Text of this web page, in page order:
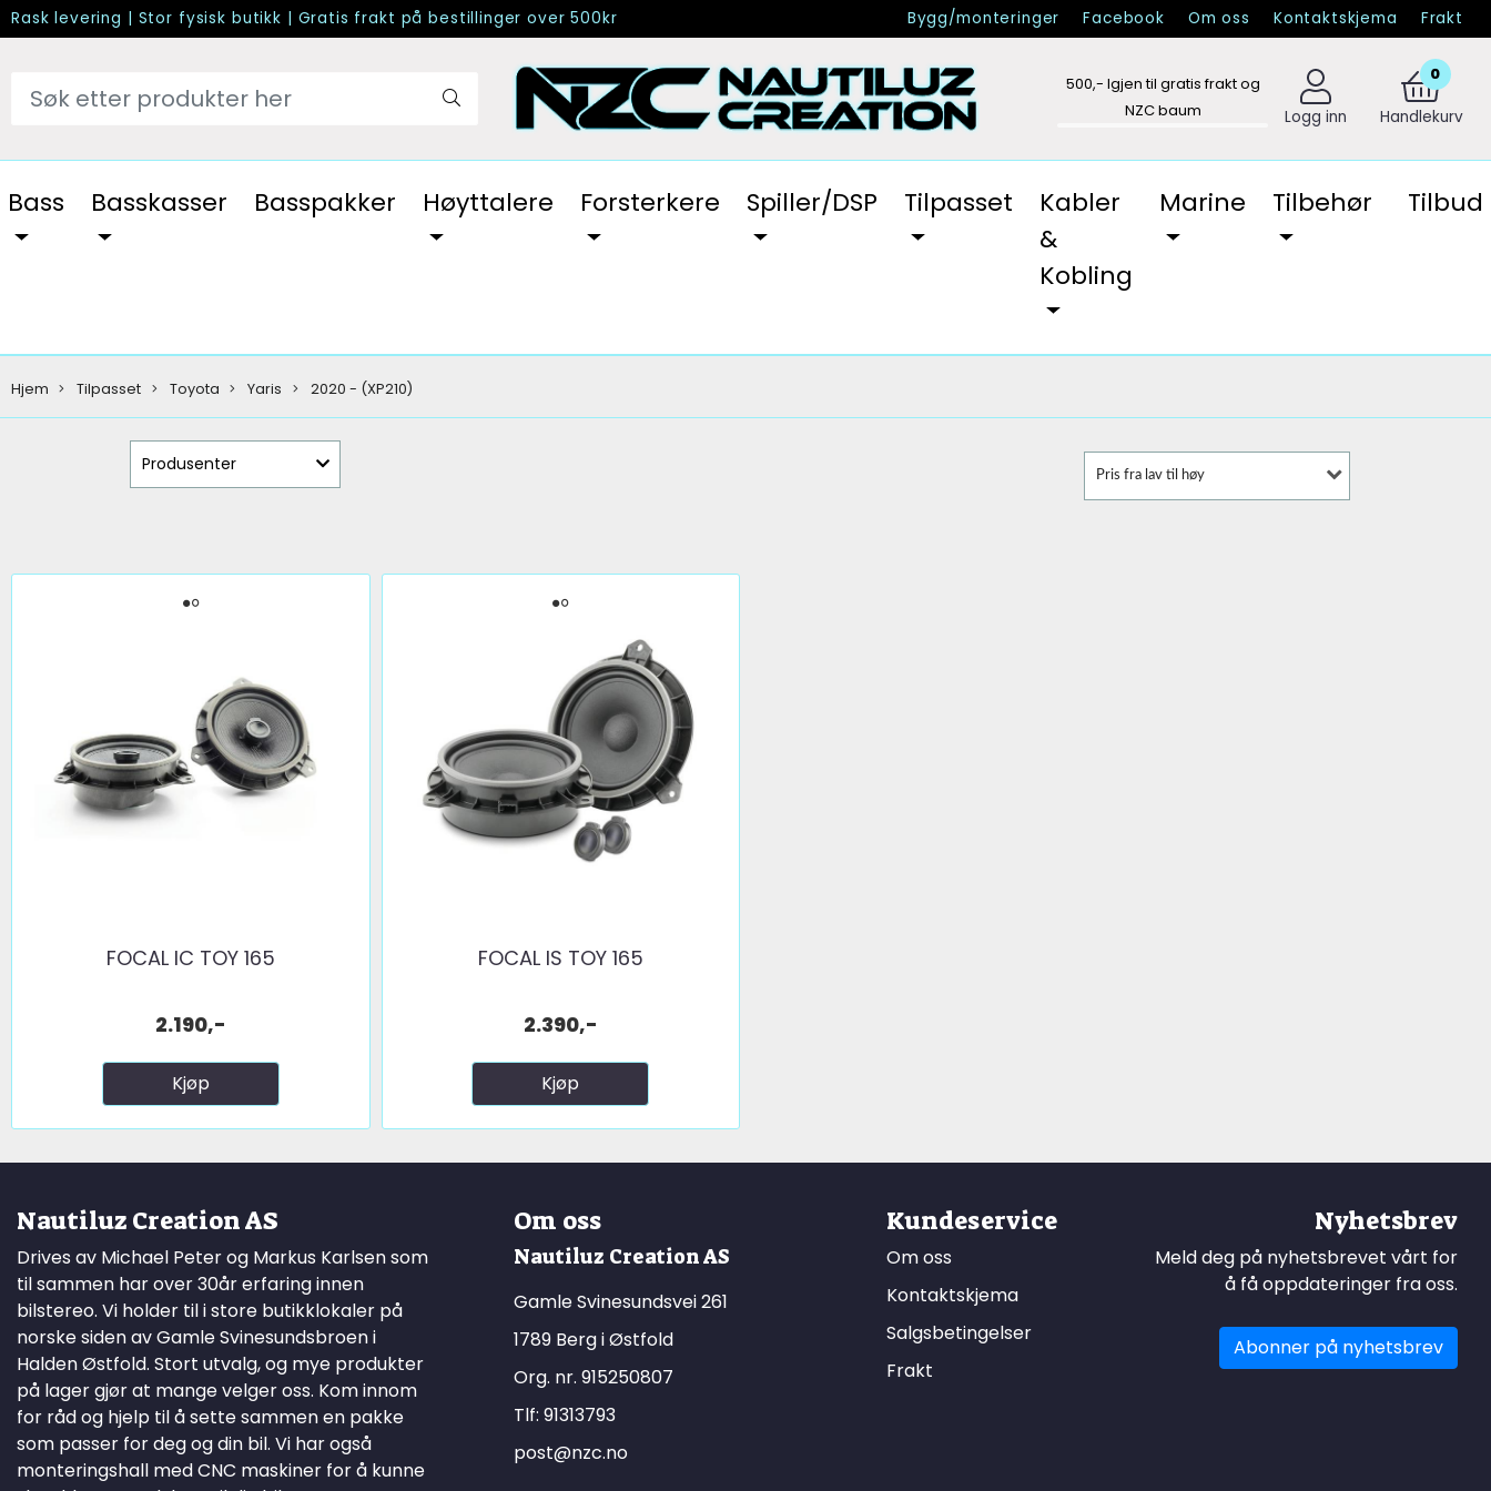
Rask levering | Stor fysisk butikk | Gratis frakt på bestillinger over 500kr Bygg/monteringer Facebook Om oss Kontaktskjema Frakt
500,- Igjen til gratis frakt og
NZC baum
Logg inn
0
Handlekurv
Bass Basskasser Basspakker Høyttalere Forsterkere Spiller/DSP Tilpasset
Kabler
&
Kobling
Marine Tilbehør Tilbud
Hjem Tilpasset Toyota Yaris 2020 - (XP210)
Produsenter
Pris fra lav til høy
FOCAL IC TOY 165
2.190,-
Kjøp
FOCAL IS TOY 165
2.390,-
Kjøp
Nautiluz Creation AS
Drives av Michael Peter og Markus Karlsen som
til sammen har over 30år erfaring innen
bilstereo. Vi holder til i store butikklokaler på
norske siden av Gamle Svinesundsbroen i
Halden Østfold. Stort utvalg, og mye produkter
på lager gjør at mange velger oss. Kom innom
for råd og hjelp til å sette sammen en pakke
som passer for deg og din bil. Vi har også
monteringshall med CNC maskiner for å kunne
Om oss
Nautiluz Creation AS
Gamle Svinesundsvei 261
1789 Berg i Østfold
Org. nr. 915250807
Tlf: 91313793
post@nzc.no
Kundeservice
Om oss
Kontaktskjema
Salgsbetingelser
Frakt
Nyhetsbrev
Meld deg på nyhetsbrevet vårt for
å få oppdateringer fra oss.
Abonner på nyhetsbrev